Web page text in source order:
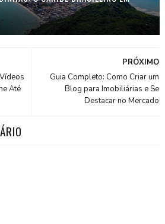
PRÓXIMO
Guia Completo: Como Criar um
Blog para Imobiliárias e Se
Destacar no Mercado
Até